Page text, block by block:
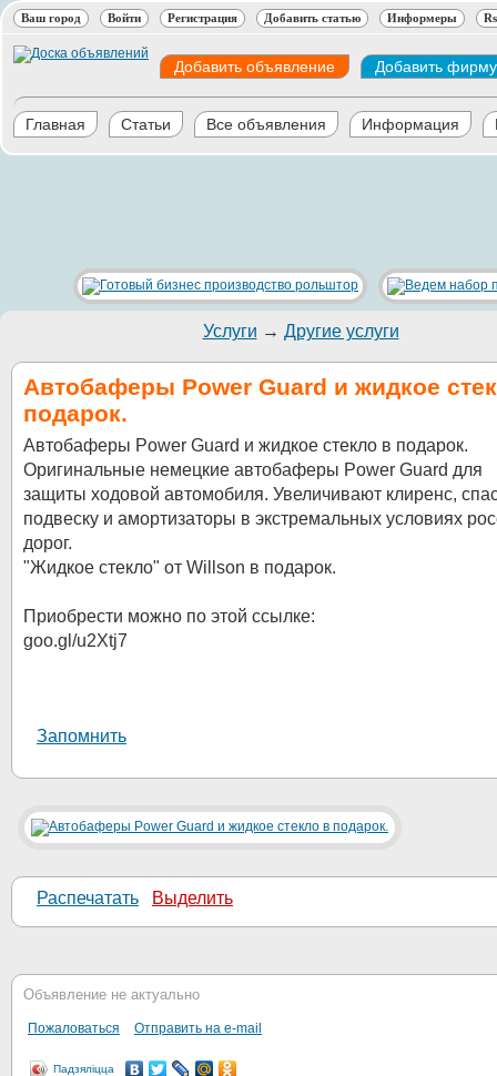
Ваш город Войти Регистрация Добавить статью Информеры
Добавить объявление Добавить фирму
Главная Статьи Все объявления Информация
Услуги → Другие услуги
Автобаферы Power Guard и жидкое
подарок.
Автобаферы Power Guard и жидкое стекло в подарок.
Оригинальные немецкие автобаферы Power Guard для
защиты ходовой автомобиля. Увеличивают клиренс,
подвеску и амортизаторы в экстремальных условиях
дорог.
"Жидкое стекло" от Willson в подарок.
Приобрести можно по этой ссылке:
goo.gl/u2Xtj7
Запомнить
Распечатать Выделить
Объявление не актуально
Пожаловаться Отправить на e-mail
Падзяліцца